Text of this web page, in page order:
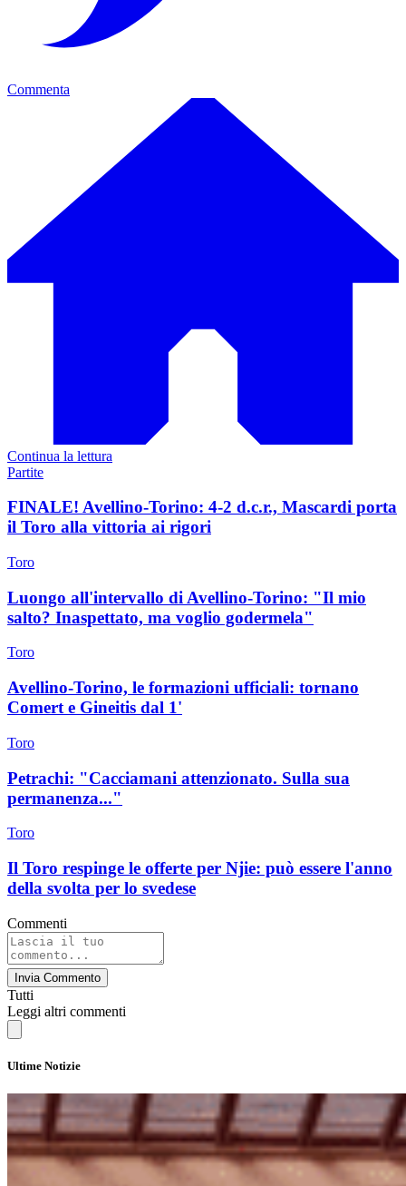
Commenta
Continua la lettura
Partite
FINALE! Avellino-Torino: 4-2 d.c.r., Mascardi porta
il Toro alla vittoria ai rigori
Toro
Luongo all'intervallo di Avellino-Torino: "Il mio
salto? Inaspettato, ma voglio godermela"
Toro
Avellino-Torino, le formazioni ufficiali: tornano
Comert e Gineitis dal 1'
Toro
Petrachi: "Cacciamani attenzionato. Sulla sua
permanenza..."
Toro
Il Toro respinge le offerte per Njie: può essere l'anno
della svolta per lo svedese
Commenti
Invia Commento
Tutti
Leggi altri commenti
Ultime Notizie